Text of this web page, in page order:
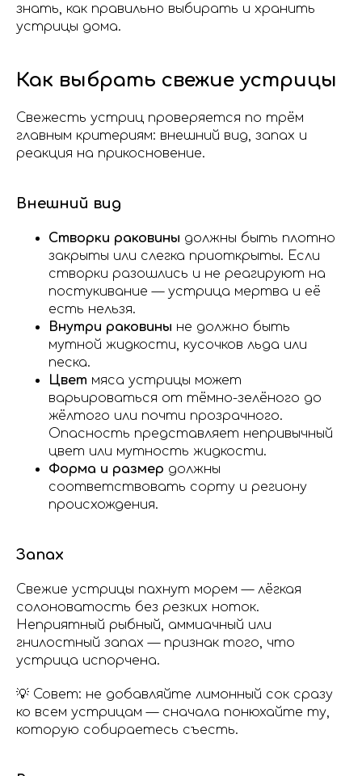
знать, как правильно выбирать и хранить
устрицы дома.
Как выбрать свежие устрицы
Свежесть устриц проверяется по трём
главным критериям: внешний вид, запах и
реакция на прикосновение.
Внешний вид
Створки раковины должны быть плотно
закрыты или слегка приоткрыты. Если
створки разошлись и не реагируют на
постукивание — устрица мертва и её
есть нельзя.
Внутри раковины не должно быть
мутной жидкости, кусочков льда или
песка.
Цвет мяса устрицы может
варьироваться от тёмно-зелёного до
жёлтого или почти прозрачного.
Опасность представляет непривычный
цвет или мутность жидкости.
Форма и размер должны
соответствовать сорту и региону
происхождения.
Запах
Свежие устрицы пахнут морем — лёгкая
солоноватость без резких ноток.
Неприятный рыбный, аммиачный или
гнилостный запах — признак того, что
устрица испорчена.
💡 Совет: не добавляйте лимонный сок сразу
ко всем устрицам — сначала понюхайте ту,
которую собираетесь съесть.